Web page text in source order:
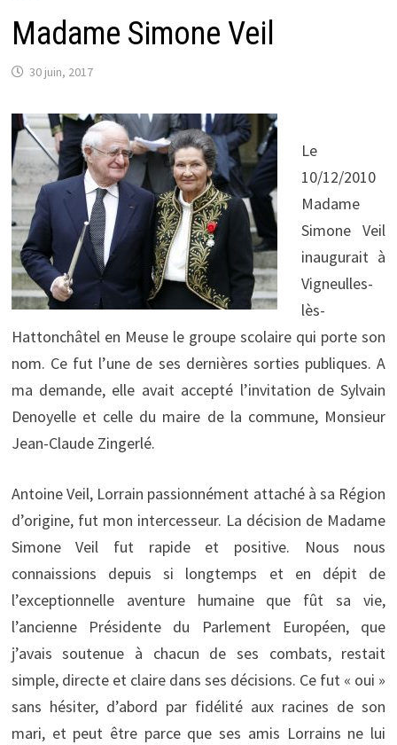
Madame Simone Veil
30 juin, 2017
Le
10/12/2010
Madame
Simone Veil
inaugurait à
Vigneulles-
lès-
Hattonchâtel en Meuse le groupe scolaire qui porte son
nom. Ce fut l’une de ses dernières sorties publiques. A
ma demande, elle avait accepté l’invitation de Sylvain
Denoyelle et celle du maire de la commune, Monsieur
Jean-Claude Zingerlé.
Antoine Veil, Lorrain passionnément attaché à sa Région
d’origine, fut mon intercesseur. La décision de Madame
Simone Veil fut rapide et positive. Nous nous
connaissions depuis si longtemps et en dépit de
l’exceptionnelle aventure humaine que fût sa vie,
l’ancienne Présidente du Parlement Européen, que
j’avais soutenue à chacun de ses combats, restait
simple, directe et claire dans ses décisions. Ce fut « oui »
sans hésiter, d’abord par fidélité aux racines de son
mari, et peut être parce que ses amis Lorrains ne lui